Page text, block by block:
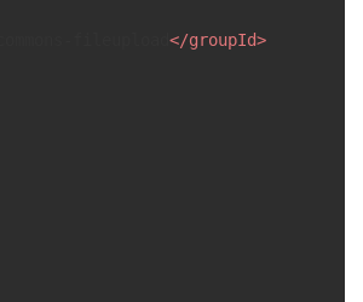
</groupId>